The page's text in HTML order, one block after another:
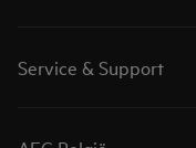
Droogkasten
Was-droogcombinaties
Service & Support
Product registreren